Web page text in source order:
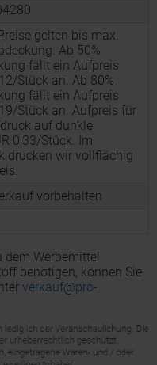
gelten bis max.
Ab 50%
fällt ein Aufpreis
Stück an. Ab 80%
fällt ein Aufpreis
Stück an. Aufpreis für
auf dunkle
0,33/Stück. Im
drucken wir vollflächig
vorbehalten
Werbemittel
benötigen, können Sie
verkauf@pro-